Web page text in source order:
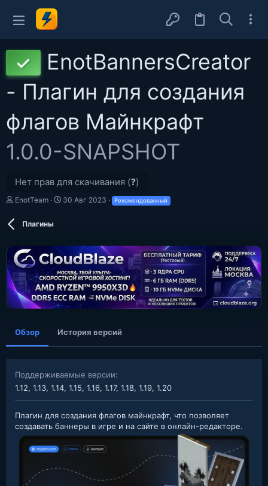
✓
EnotBannersCreator
- Плагин для создания
флагов Майнкрафт
1.0.0-SNAPSHOT
Нет прав для скачивания (❓)
А
EnotTeam
Д
о
з
д
а
н
и
я
30 Авг 2023 Рекомендованный
Плагины
Обзор История версий
Поддерживаемые версии
1.12 1.13 1.14 1.15 1.16 1.17 1.18 1.19 1.20
Плагин для создания флагов майнкрафт, что позволяет
создавать баннеры в игре и на сайте в онлайн-редакторе.